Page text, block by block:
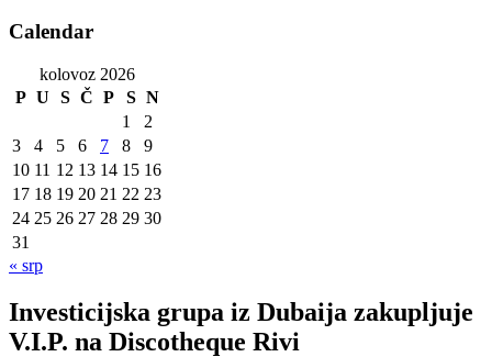
Calendar
kolovoz 2026
P U S Č P S N
1
2
3
4 5 6 7 8
9
10 11 12 13 14 15 16
17 18 19 20 21 22 23
24 25 26 27 28 29 30
31
« srp
Investicijska grupa iz Dubaija zakupljuje
V.I.P. na Discotheque Rivi